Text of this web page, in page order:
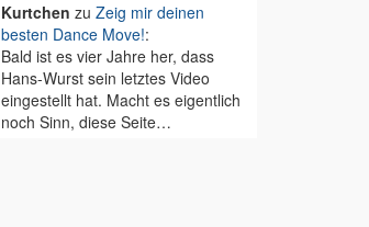
Kurtchen zu Zeig mir deinen
besten Dance Move!:
Bald ist es vier Jahre her, dass
Hans-Wurst sein letztes Video
eingestellt hat. Macht es eigentlich
noch Sinn, diese Seite…